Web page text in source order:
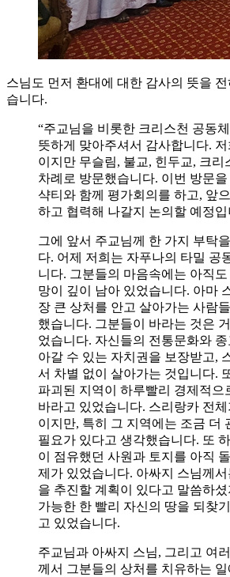
스님도 먼저 환대에 대한 감사의 뜻을
습니다.
“주교님을 비롯한 크리스천 공동
뜻하게 맞아주셔서 감사합니다.
이지만 무슬림, 불교, 힌두교, 크리
차례로 방문했습니다. 이번 방문
샥티와 함께 평가회의를 하고, 앞
하고 협력해 나갈지 논의할 예정입
그에 앞서 주교님께 한 가지 부탁
다. 어제 저희는 자푸나의 타밀 공
니다. 그분들의 마음속에는 아직도
망이 깊이 남아 있었습니다. 아마
장 큰 상처를 안고 살아가는 사람
했습니다. 그분들이 바라는 것은
었습니다. 자신들의 전통문화와
아갈 수 있는 자치권을 보장받고,
서 차별 없이 살아가는 것입니다.
파괴된 지역이 하루빨리 경제적으
바라고 있었습니다. 스리랑카 전
이지만, 특히 그 지역에는 조금 더
필요가 있다고 생각했습니다. 또
이 점유했던 사원과 토지를 아직
제가 있었습니다. 아싸지 스님께
을 추진할 계획이 있다고 말씀하
가능한 한 빨리 자신의 땅을 되찾
고 있었습니다.
주교님과 아싸지 스님, 그리고 여
께서 그분들의 상처를 치유하는